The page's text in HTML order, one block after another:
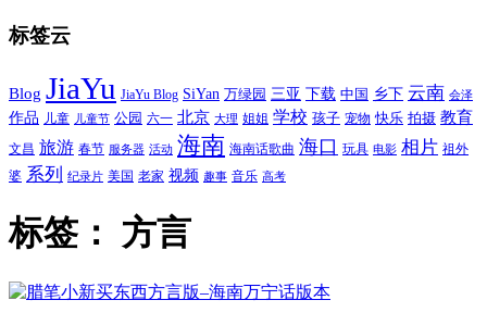
标签云
Blog JiaYu JiaYu Blog SiYan 万绿园 三亚 下载 中国 乡下 云南 会泽
作品 儿童 儿童节 公园 六一 北京 大理 姐姐 学校 孩子 宠物 快乐 拍摄 教育
文昌 旅游 春节 服务器 活动 海南 海南话歌曲 海口 玩具 电影 相片 祖外
婆 系列 纪录片 美国 老家 视频 趣事 音乐 高考
标签： 方言